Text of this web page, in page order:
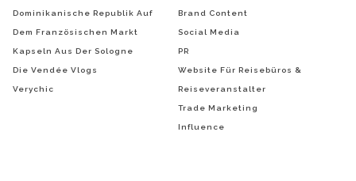
Dominikanische Republik Auf
Dem Französischen Markt
Kapseln Aus Der Sologne
Die Vendée Vlogs
Verychic
Brand Content
Social Media
PR
Website Für Reisebüros &
Reiseveranstalter
Trade Marketing
Influence